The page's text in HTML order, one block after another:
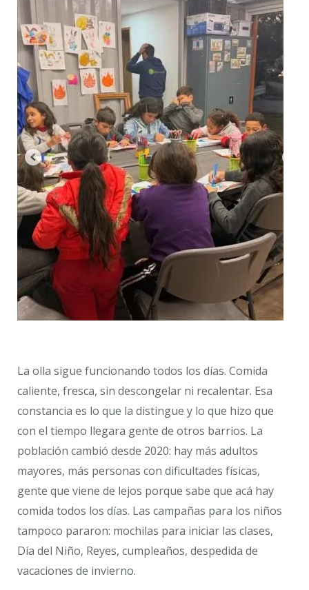
La olla sigue funcionando todos los días. Comida
caliente, fresca, sin descongelar ni recalentar. Esa
constancia es lo que la distingue y lo que hizo que
con el tiempo llegara gente de otros barrios. La
población cambió desde 2020: hay más adultos
mayores, más personas con dificultades físicas,
gente que viene de lejos porque sabe que acá hay
comida todos los días. Las campañas para los niños
tampoco pararon: mochilas para iniciar las clases,
Día del Niño, Reyes, cumpleaños, despedida de
vacaciones de invierno.